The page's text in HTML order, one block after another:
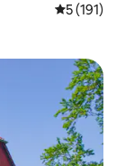
5 (191)